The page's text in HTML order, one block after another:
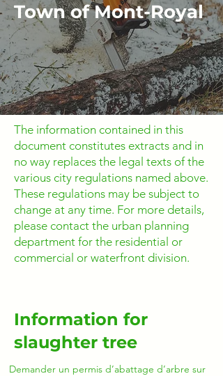
Town of Mont-Royal
The information contained in this
document constitutes extracts and in
no way replaces the legal texts of the
various city regulations named above.
These regulations may be subject to
change at any time. For more details,
please contact the urban planning
department for the residential or
commercial or waterfront division.
Information for
slaughter tree
Demander un permis d’abattage d’arbre sur